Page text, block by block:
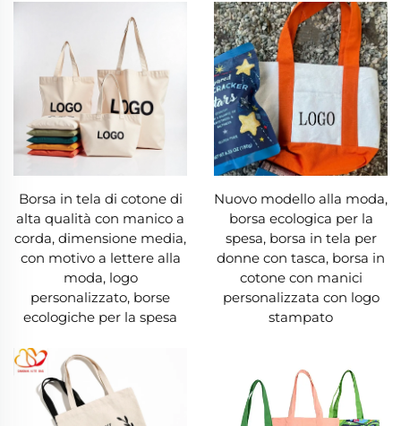
pubblicità ambulanti con stampe
personalizzate. Disponibili come tote bag, zaini,
messenger o borse da viaggio, esiste una borsa
in tela per ogni esigenza.
4. Comfort e Facile Manutenzione
Una borsa in tela è comoda da portare, con
manici morbidi e larghi che distribuiscono
uniformemente il peso, eliminando lo sforzo
sulle spalle. Il tessuto traspirante impedisce
l'accumulo di umidità, ideale per costumi
bagnati o abiti da palestra. La manutenzione di
una borsa in tela è semplice: la maggior parte
sono lavabili in lavatrice e un detersivo delicato
rimuove le macchie. A differenza della pelle, che
Borsa in tela di cotone di
alta qualità con manico a
corda, dimensione media,
con motivo a lettere alla
moda, logo
personalizzato, borse
ecologiche per la spesa
Nuovo modello alla moda,
borsa ecologica per la
spesa, borsa in tela per
donne con tasca, borsa in
cotone con manici
personalizzata con logo
stampato